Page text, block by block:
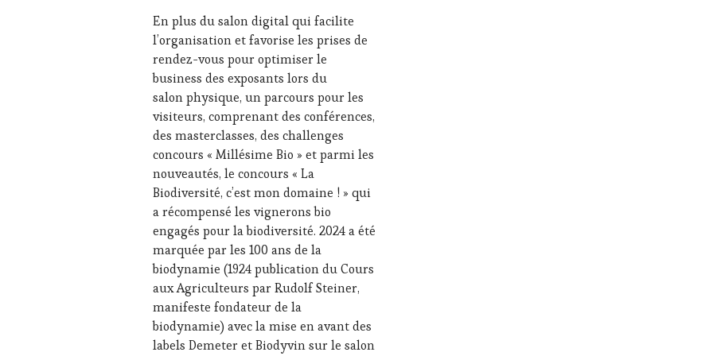
RADIO,
TV,
WEB,
OENOTOURISME,
PALETTE,
PARTENAIRES
VIN
TOURISME
PRODUCTEURS
TERROIR,
PROVENCE,
RESTAURATEUR,
CHEF,
CUISINIER,
ŒNOLOGUE,
SOMMELIER,
SAINTE-
VICTOIRE
SALONS
INTERNATIONAUX,
SPOT
BY,
En plus du salon digital qui facilite
l’organisation et favorise les prises de
rendez-vous pour optimiser le
business des exposants lors du
salon physique, un parcours pour les
visiteurs, comprenant des conférences,
des masterclasses, des challenges
concours « Millésime Bio » et parmi les
nouveautés, le concours « La
Biodiversité, c’est mon domaine ! » qui
a récompensé les vignerons bio
engagés pour la biodiversité. 2024 a été
marquée par les 100 ans de la
biodynamie (1924 publication du Cours
aux Agriculteurs par Rudolf Steiner,
manifeste fondateur de la
biodynamie) avec la mise en avant des
labels Demeter et Biodyvin sur le salon